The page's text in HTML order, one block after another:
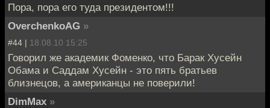
Пора, пора его туда президентом!!!
OverchenkoAG »
#44 | 18.08.10 15:25
Говорил же академик Фоменко, что Барак Хусейн
Обама и Саддам Хусейн - это пять братьев
близнецов, а американцы не поверили!
DimMax »